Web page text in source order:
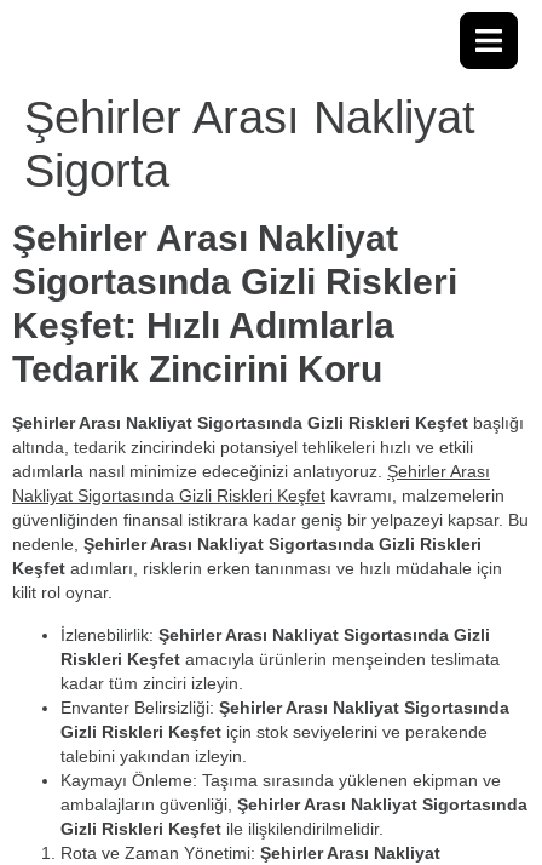
Şehirler Arası Nakliyat
Sigorta
Şehirler Arası Nakliyat
Sigortasında Gizli Riskleri
Keşfet: Hızlı Adımlarla
Tedarik Zincirini Koru
Şehirler Arası Nakliyat Sigortasında Gizli Riskleri Keşfet başlığı
altında, tedarik zincirindeki potansiyel tehlikeleri hızlı ve etkili
adımlarla nasıl minimize edeceğinizi anlatıyoruz. Şehirler Arası
Nakliyat Sigortasında Gizli Riskleri Keşfet kavramı, malzemelerin
güvenliğinden finansal istikrara kadar geniş bir yelpazeyi kapsar. Bu
nedenle, Şehirler Arası Nakliyat Sigortasında Gizli Riskleri
Keşfet adımları, risklerin erken tanınması ve hızlı müdahale için
kilit rol oynar.
İzlenebilirlik: Şehirler Arası Nakliyat Sigortasında Gizli
Riskleri Keşfet amacıyla ürünlerin menşeinden teslimata
kadar tüm zinciri izleyin.
Envanter Belirsizliği: Şehirler Arası Nakliyat Sigortasında
Gizli Riskleri Keşfet için stok seviyelerini ve perakende
talebini yakından izleyin.
Kaymayı Önleme: Taşıma sırasında yüklenen ekipman ve
ambalajların güvenliği, Şehirler Arası Nakliyat Sigortasında
Gizli Riskleri Keşfet ile ilişkilendirilmelidir.
Rota ve Zaman Yönetimi: Şehirler Arası Nakliyat